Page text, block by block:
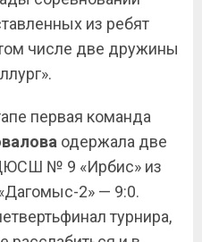
из ребят
числе две дружины
первая команда
одержала две
№ 9 «Ирбис» из
2» — 9:0.
турнира,